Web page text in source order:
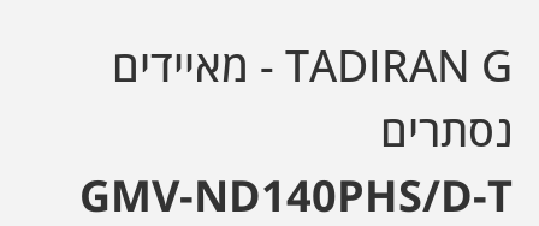
TADIRAN G - מאיידים
נסתרים
GMV-ND140PHS/D-T